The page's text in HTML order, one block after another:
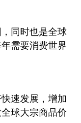
同时也是全球
需要消费世界
速发展，增加
球大宗商品价